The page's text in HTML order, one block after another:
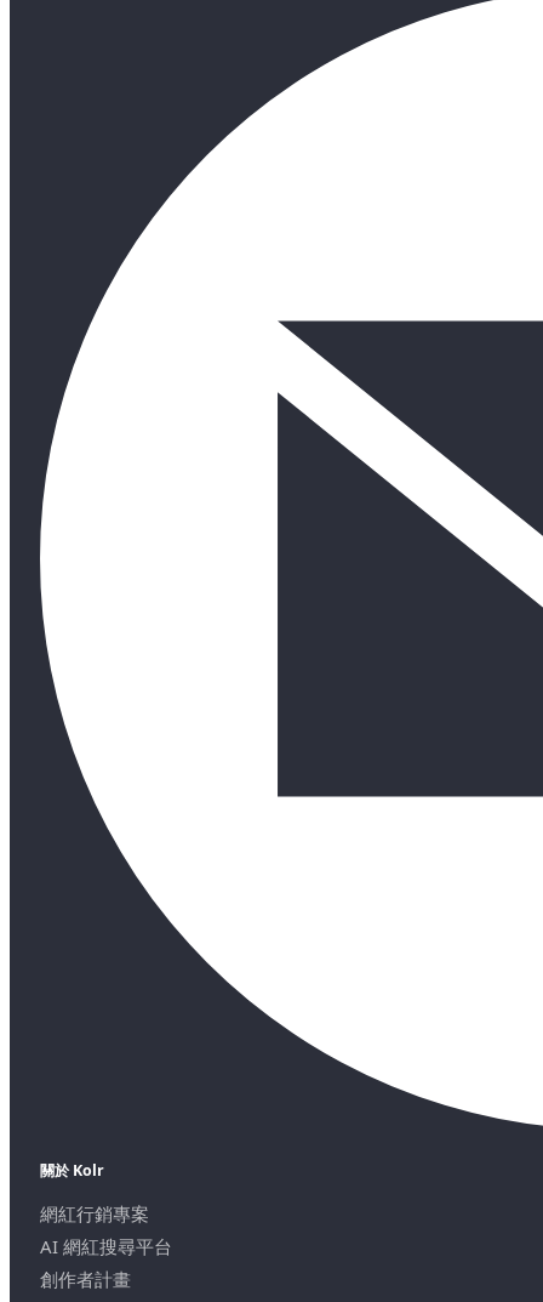
關於 Kolr
網紅行銷專案
AI 網紅搜尋平台
創作者計畫